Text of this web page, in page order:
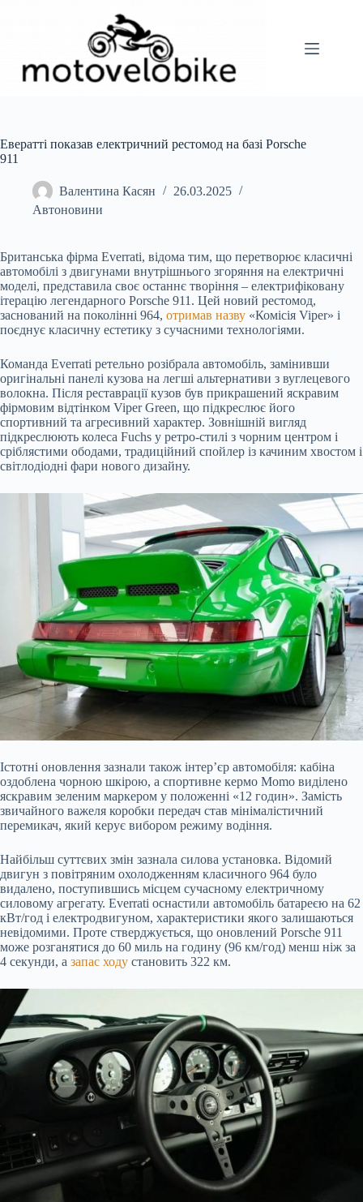
Евератті показав електричний рестомод на базі Porsche
911
Валентина Касян
26.03.2025
Автоновини
Британська фірма Everrati, відома тим, що перетворює класичні
автомобілі з двигунами внутрішнього згоряння на електричні
моделі, представила своє останнє творіння – електрифіковану
ітерацію легендарного Porsche 911. Цей новий рестомод,
заснований на поколінні 964, отримав назву «Комісія Viper» і
поєднує класичну естетику з сучасними технологіями.
Команда Everrati ретельно розібрала автомобіль, замінивши
оригінальні панелі кузова на легші альтернативи з вуглецевого
волокна. Після реставраціїкузов був прикрашений яскравим
фірмовим відтінком Viper Green, що підкреслює його
спортивний та агресивний характер. Зовнішній вигляд
підкреслюють колеса Fuchs у ретро-стилі з чорним центром і
сріблястими ободами, традиційний спойлер із качиним хвостом і
світлодіодні фари нового дизайну.
Істотні оновлення зазнали також інтер’єр автомобіля: кабіна
оздоблена чорною шкірою, а спортивне кермо Momo виділено
яскравим зеленим маркером у положенні «12 годин». Замість
звичайного важеля коробки передач став мінімалістичний
перемикач, який керує вибором режиму водіння.
Найбільш суттєвих змін зазнала силова установка. Відомий
двигун з повітряним охолодженням класичного 964 було
видалено, поступившись місцем сучасному електричному
силовому агрегату. Everrati оснастили автомобіль батареєю на 62
кВт/год і електродвигуном, характеристики якого залишаються
невідомими. Проте стверджується, що оновлений Porsche 911
може розганятися до 60 миль на годину (96 км/год) менш ніж за
4 секунди, а запас ходу становить 322 км.